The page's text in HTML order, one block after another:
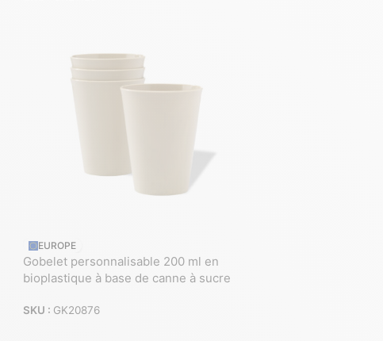
EUROPE
Gobelet personnalisable 200 ml en
bioplastique à base de canne à sucre
SKU : GK20876